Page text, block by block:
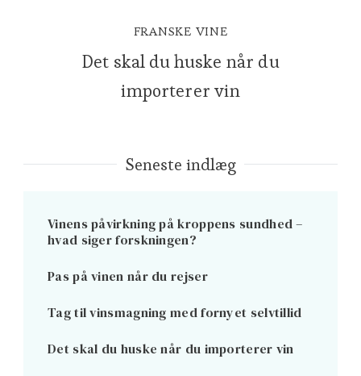
FRANSKE VINE
Det skal du huske når du
importerer vin
Seneste indlæg
Vinens påvirkning på kroppens sundhed –
hvad siger forskningen?
Pas på vinen når du rejser
Tag til vinsmagning med fornyet selvtillid
Det skal du huske når du importerer vin